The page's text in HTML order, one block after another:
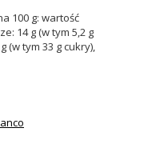
100 g: wartość
14 g (w tym 5,2 g
(w tym 33 g cukry),